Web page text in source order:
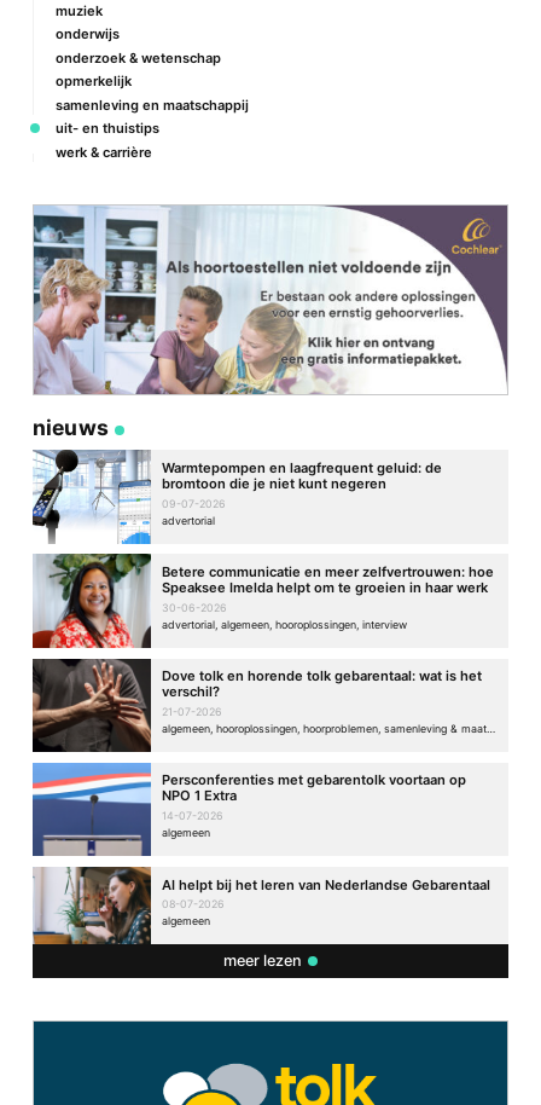
E-mail *
Site
muziek
onderwijs
onderzoek & wetenschap
opmerkelijk
samenleving en maatschappij
uit- en thuistips
werk & carrière
nieuws
Warmtepompen en laagfrequent geluid: de
bromtoon die je niet kunt negeren
09-07-2026
advertorial
Betere communicatie en meer zelfvertrouwen: hoe
Speaksee Imelda helpt om te groeien in haar werk
30-06-2026
advertorial, algemeen, hooroplossingen, interview
Dove tolk en horende tolk gebarentaal: wat is het
verschil?
21-07-2026
algemeen, hooroplossingen, hoorproblemen, samenleving & maatschappij
Persconferenties met gebarentolk voortaan op
NPO 1 Extra
14-07-2026
algemeen
AI helpt bij het leren van Nederlandse Gebarentaal
08-07-2026
algemeen
meer lezen